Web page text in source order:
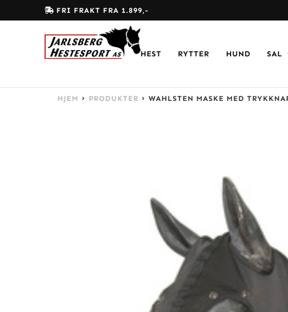
FRI FRAKT FRA 1.899,-
HEST RYTTER HUND SAL
HJEM PRODUKTER WAHLSTEN MASKE MED